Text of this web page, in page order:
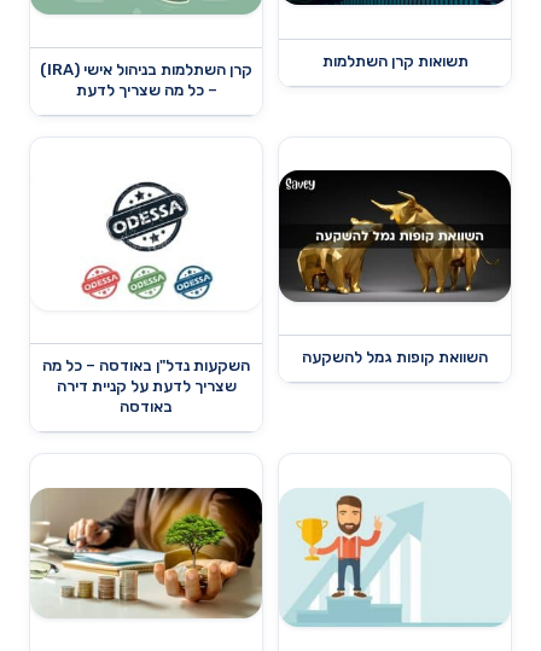
תשואות קרן השתלמות
קרן השתלמות בניהול אישי (IRA)
– כל מה שצריך לדעת
השוואת קופות גמל להשקעה
השקעות נדל"ן באודסה – כל מה
שצריך לדעת על קניית דירה
באודסה